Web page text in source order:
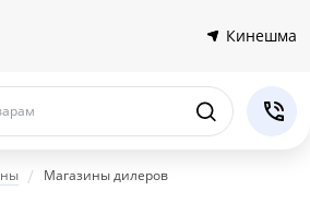
Кинешма
Магазины дилеров